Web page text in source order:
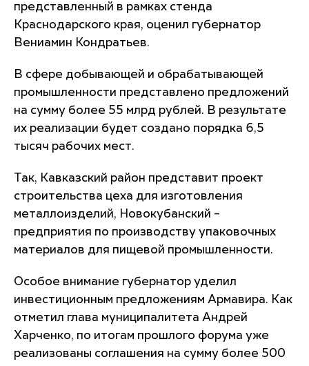
представленный в рамках стенда
Краснодарского края, оценил губернатор
Вениамин Кондратьев.
В сфере добывающей и обрабатывающей
промышленности представлено предложений
на сумму более 55 млрд рублей. В результате
их реализации будет создано порядка 6,5
тысяч рабочих мест.
Так, Кавказский район представит проект
строительства цеха для изготовления
металлоизделий, Новокубанский –
предприятия по производству упаковочных
материалов для пищевой промышленности.
Особое внимание губернатор уделил
инвестиционным предложениям Армавира. Как
отметил глава муниципалитета Андрей
Харченко, по итогам прошлого форума уже
реализованы соглашения на сумму более 500